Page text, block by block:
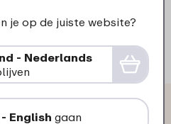
Bestel
zeggen over
je op de juiste website?
- Nederlands
English gaan